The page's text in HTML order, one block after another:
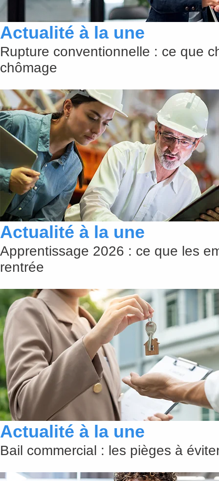
Actualité à la une
Rupture conventionnelle : ce que
chômage
Actualité à la une
Apprentissage 2026 : ce que les
rentrée
Actualité à la une
Bail commercial : les pièges à